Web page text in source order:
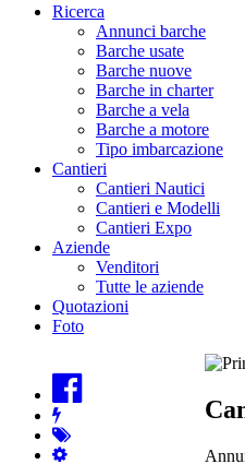
Ricerca
Annunci barche
Barche usate
Barche nuove
Barche in charter
Barche a vela
Barche a motore
Tipo imbarcazione
Cantieri
Cantieri Nautici
Cantieri e Modelli
Cantieri Expo
Aziende
Venditori
Tutte le aziende
Quotazioni
Foto